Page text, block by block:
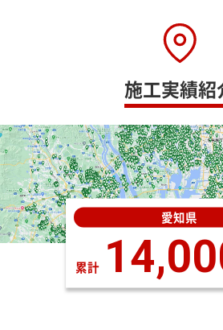
施工実績紹
愛知県
累計